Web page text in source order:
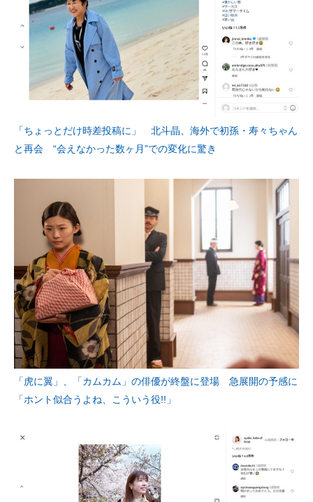
「ちょっとだけ時差投稿に」 北斗晶、海外で初孫・寿々ちゃん
と再会 “会えなかった数ヶ月”での変化に驚き
「虎に翼」、「カムカム」の俳優が終盤に登場 急展開の予感に
「ホント似合うよね、こういう役!!」